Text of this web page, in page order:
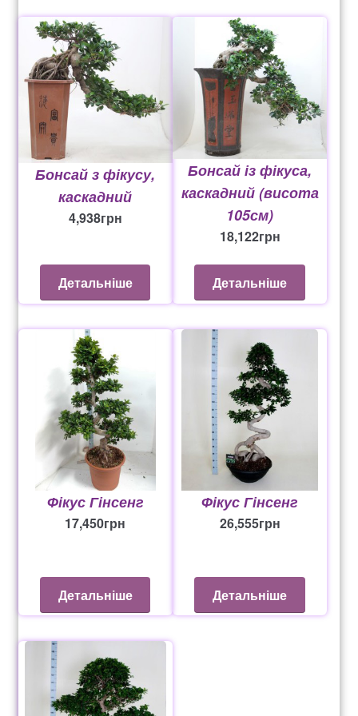
Рахунок 936
счет 1650
счет 300
счет 3235
счет 545
ТОТАЛЬНИЙ РОЗПРОДАЖ
Бонсай з фікусу,
каскадний
4,938грн
Детальніше
Бонсай із фікуса,
каскадний (висота
105см)
18,122грн
Детальніше
Фікус Гінсенг
17,450грн
Детальніше
Фікус Гінсенг
26,555грн
Детальніше